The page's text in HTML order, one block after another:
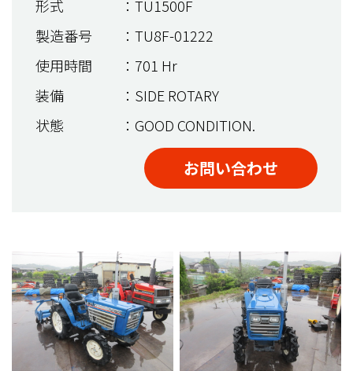
形式
：TU1500F
製造番号
：TU8F-01222
使用時間
：701 Hr
装備
：SIDE ROTARY
状態
：GOOD CONDITION.
お問い合わせ